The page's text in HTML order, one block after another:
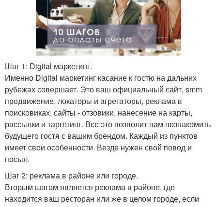
Шаг 1: Digital маркетинг.
Именно Digital маркетинг касание к гостю на дальних
рубежах совершает. Это ваш официальный сайт, smm
продвижение, локаторы и агрегаторы, реклама в
поисковиках, сайты - отзовики, нанесение на карты,
рассылки и таргетинг. Все это позволит вам познакомить
будущего гостя с вашим брендом. Каждый из пунктов
имеет свои особенности. Везде нужен свой повод и
посыл.
Шаг 2: реклама в районе или городе.
Вторым шагом является реклама в районе, где
находится ваш ресторан или же в целом городе, если